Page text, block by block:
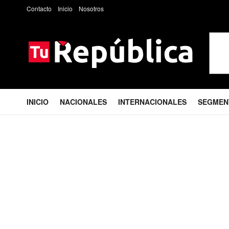
Contacto Inicio Nosotros
INICIO NACIONALES INTERNACIONALES